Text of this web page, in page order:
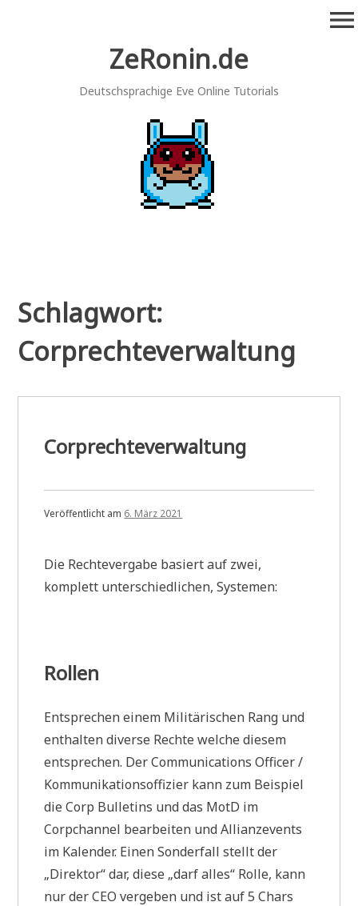
ZeRonin.de
Deutschsprachige Eve Online Tutorials
menu
Schlagwort:
Corprechteverwaltung
Corprechteverwaltung
Veröffentlicht am 6. März 2021
Die Rechtevergabe basiert auf zwei,
komplett unterschiedlichen, Systemen:
Rollen
Entsprechen einem Militärischen Rang und
enthalten diverse Rechte welche diesem
entsprechen. Der Communications Officer /
Kommunikationsoffizier kann zum Beispiel
die Corp Bulletins und das MotD im
Corpchannel bearbeiten und Allianzevents
im Kalender. Einen Sonderfall stellt der
„Direktor“ dar, diese „darf alles“ Rolle, kann
nur der CEO vergeben und ist auf 5 Chars